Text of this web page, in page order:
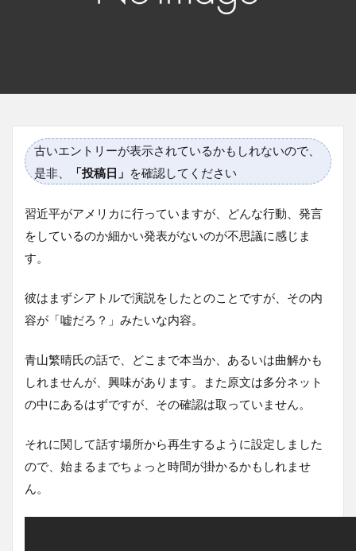
古いエントリーが表示されているかもしれないので、
是非、
「投稿日」 を確認してください
習近平がアメリカに行っていますが、どんな行動、発言
をしているのか細かい発表がないのが不思議に感じま
す。
彼はまずシアトルで演説をしたとのことですが、その内
容が「嘘だろ？」みたいな内容。
青山繁晴氏の話で、どこまで本当か、あるいは曲解かも
しれませんが、興味があります。また原文は多分ネット
の中にあるはずですが、その確認は取っていません。
それに関して話す場所から再生するように設定しました
ので、始まるまでちょっと時間が掛かるかもしれませ
ん。